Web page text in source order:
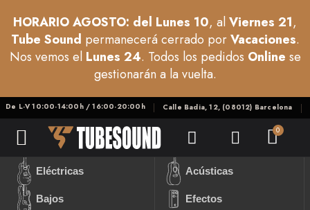
HORARIO AGOSTO: del Lunes 10, alViernes 21,
Tube Sound permanecerá cerrado porVacaciones.
Nos vemos el Lunes 24. Todos los pedidos Online se
gestionarán a la vuelta.
De L-V 10:00-14:00h / 16:00-20:00h Calle Badia, 12, (08012) Barcelona
Eléctricas Acústicas
Bajos Efectos